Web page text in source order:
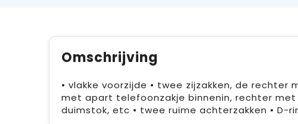
Omschrijving
• vlakke voorzijde • twee zijzakken, de
met apart telefoonzakje binnenin, rechter
duimstok, etc • twee ruime achterzakken • D-